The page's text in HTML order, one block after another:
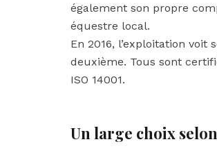
également son propre
équestre local.
En 2016, l’exploitation
deuxième. Tous sont
ISO 14001.
Un large choix